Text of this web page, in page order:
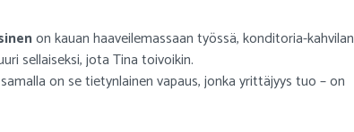
on kauan haaveilemassaan työssä, konditoria-kahvilan
sellaiseksi, jota Tina toivoikin.
on se tietynlainen vapaus, jonka yrittäjyys tuo – on